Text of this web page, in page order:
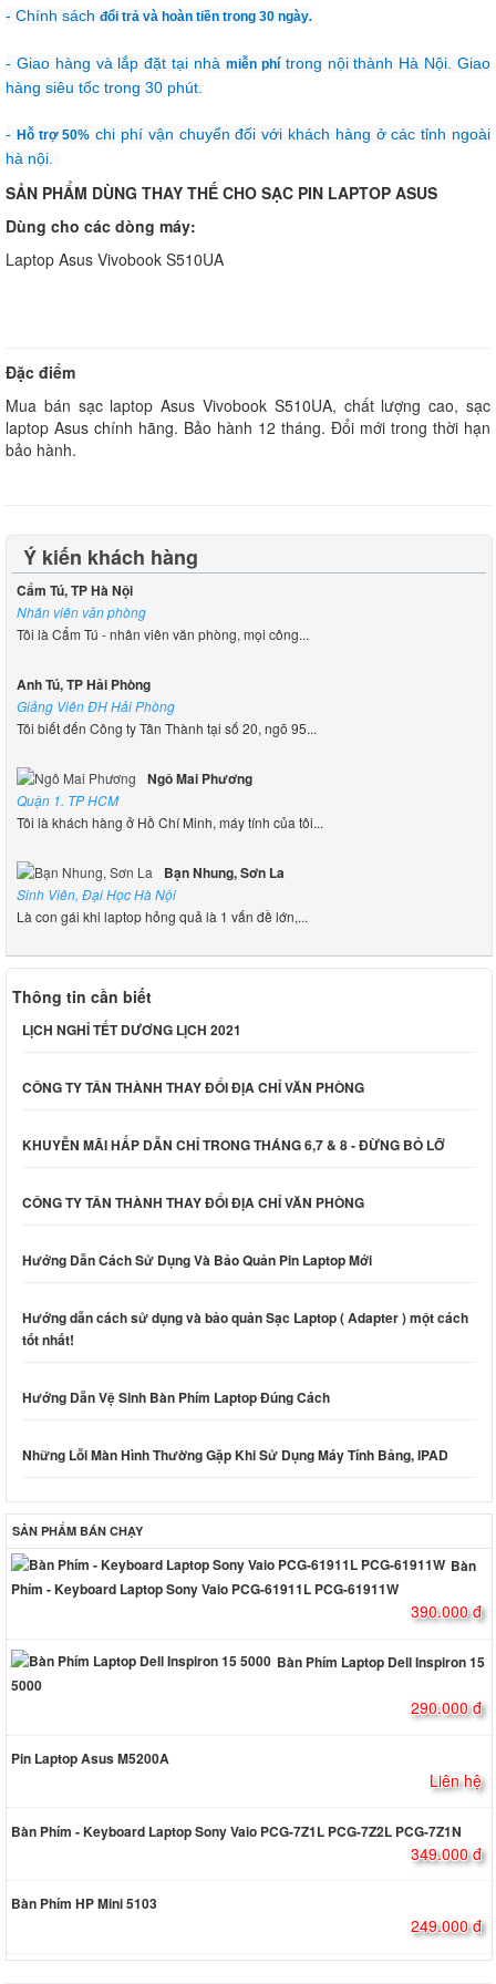
- Chính sách đổi trả và hoàn tiền trong 30 ngày.
- Giao hàng và lắp đặt tại nhà miễn phítrong nội thành Hà Nội. Giao
hàng siêu tốc trong 30 phút.
- Hỗ trợ 50% chi phí vận chuyển đối với khách hàng ở các tỉnh ngoài
hà nội.
SẢN PHẨM DÙNG THAY THẾ CHO SẠC PIN LAPTOP ASUS
Dùng cho các dòng máy:
Laptop Asus Vivobook S510UA
Đặc điểm
Mua bán sạc laptop Asus Vivobook S510UA, chất lượng cao, sạc
laptop Asus chính hãng. Bảo hành 12 tháng. Đổi mới trong thời hạn
bảo hành.
Ý kiến khách hàng
Cẩm Tú, TP Hà Nội
Nhân viên văn phòng
Tôi là Cẩm Tú - nhân viên văn phòng, mọi công...
Anh Tú, TP Hải Phòng
Giảng Viên ĐH Hải Phòng
Tôi biết đến Công ty Tân Thành tại số 20, ngõ 95...
Ngô Mai Phương
Quận 1. TP HCM
Tôi là khách hàng ở Hồ Chí Minh, máy tính của tôi...
Bạn Nhung, Sơn La
Sinh Viên, Đại Học Hà Nội
Là con gái khi laptop hỏng quả là 1 vấn đề lớn,...
Thông tin cần biết
LỊCH NGHỈ TẾT DƯƠNG LỊCH 2021
CÔNG TY TÂN THÀNH THAY ĐỔI ĐỊA CHỈ VĂN PHÒNG
KHUYỄN MÃI HẤP DẪN CHỈ TRONG THÁNG 6,7 & 8 - ĐỪNG BỎ LỠ
CÔNG TY TÂN THÀNH THAY ĐỔI ĐỊA CHỈ VĂN PHÒNG
Hướng Dẫn Cách Sử Dụng Và Bảo Quản Pin Laptop Mới
Hướng dẫn cách sử dụng và bảo quản Sạc Laptop ( Adapter ) một cách
tốt nhất!
Hướng Dẫn Vệ Sinh Bàn Phím Laptop Đúng Cách
Những Lỗi Màn Hình Thường Gặp Khi Sử Dụng Máy Tính Bảng, IPAD
SẢN PHẨM BÁN CHẠY
Bàn
Phím - Keyboard Laptop Sony Vaio PCG-61911L PCG-61911W
390.000 đ
Bàn Phím Laptop Dell Inspiron 15
5000
290.000 đ
Pin Laptop Asus M5200A
Liên hệ
Bàn Phím - Keyboard Laptop Sony Vaio PCG-7Z1L PCG-7Z2L PCG-7Z1N
349.000 đ
Bàn Phím HP Mini 5103
249.000 đ